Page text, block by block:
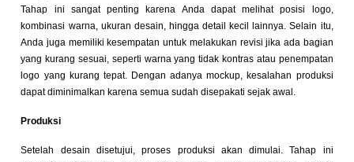
Tahap ini sangat penting karena Anda dapat melihat posisi logo,
kombinasi warna, ukuran desain, hingga detail kecil lainnya. Selain itu,
Anda juga memiliki kesempatan untuk melakukan revisi jika ada bagian
yang kurang sesuai, seperti warna yang tidak kontras atau penempatan
logo yang kurang tepat. Dengan adanya mockup, kesalahan produksi
dapat diminimalkan karena semua sudah disepakati sejak awal.
Produksi
Setelah desain disetujui, proses produksi akan dimulai. Tahap ini